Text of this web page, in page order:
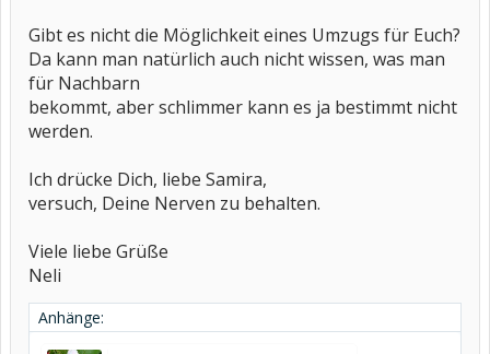
Gibt es nicht die Möglichkeit eines Umzugs für Euch?
Da kann man natürlich auch nicht wissen, was man
für Nachbarn
bekommt, aber schlimmer kann es ja bestimmt nicht
werden.
Ich drücke Dich, liebe Samira,
versuch, Deine Nerven zu behalten.
Viele liebe Grüße
Neli
Anhänge: